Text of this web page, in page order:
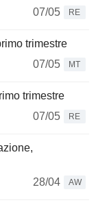
07/05
RE
trimestre
07/05
MT
trimestre
07/05
RE
28/04
AW